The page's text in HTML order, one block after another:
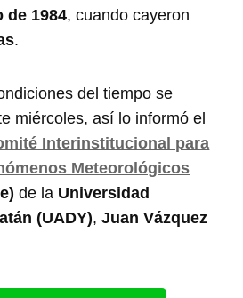
de 1984, cuando cayeron
.
del tiempo se
miércoles, así lo informó el
Interinstitucional para
Meteorológicos
de la Universidad
(UADY),Juan Vázquez